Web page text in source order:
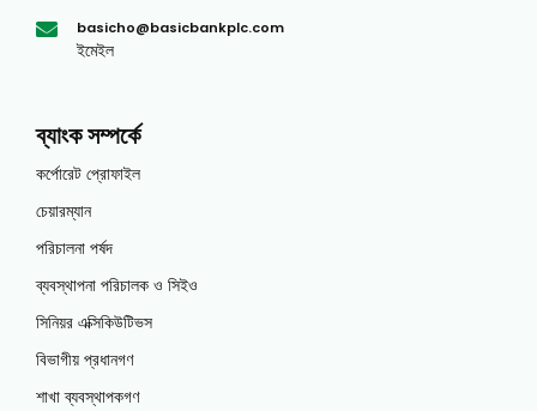
basicho@basicbankplc.com
ইমেইল
ব্যাংক সম্পর্কে
কর্পোরেট প্রোফাইল
চেয়ারম্যান
পরিচালনা পর্ষদ
ব্যবস্থাপনা পরিচালক ও সিইও
সিনিয়র এক্সিকিউটিভস
বিভাগীয় প্রধানগণ
শাখা ব্যবস্থাপকগণ